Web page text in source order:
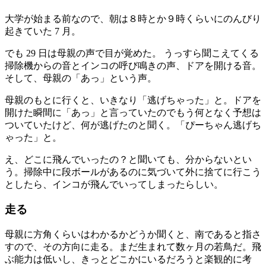
大学が始まる前なので、朝は８時とか９時くらいにのんびり
起きていた 7 月。
でも 29 日は母親の声で目が覚めた。 うっすら聞こえてくる
掃除機からの音とインコの呼び鳴きの声、ドアを開ける音。
そして、母親の「あっ」という声。
母親のもとに行くと、いきなり「逃げちゃった」と。ドアを
開けた瞬間に「あっ」と言っていたのでもう何となく予想は
ついていたけど、何が逃げたのと聞く。「ぴーちゃん逃げち
ゃった」と。
え、どこに飛んでいったの？と聞いても、分からないとい
う。掃除中に段ボールがあるのに気づいて外に捨てに行こう
としたら、インコが飛んでいってしまったらしい。
走る
母親に方角くらいはわかるかどうか聞くと、南であると指さ
すので、その方向に走る。まだ生まれて数ヶ月の若鳥だ。飛
ぶ能力は低いし、きっとどこかにいるだろうと楽観的に考